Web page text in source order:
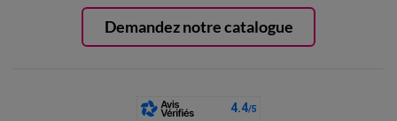
Demandez notre catalogue